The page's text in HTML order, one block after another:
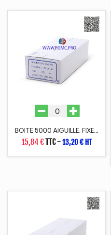
BOITE 5000 AIGUILLE. FIXE...
15,84 €TTC-13,20 € HT